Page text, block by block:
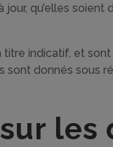
qu’elles
indicatif, et sont
sont donnés sous
les